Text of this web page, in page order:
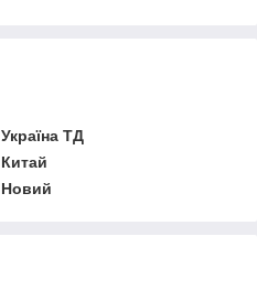
Україна ТД
Китай
Новий